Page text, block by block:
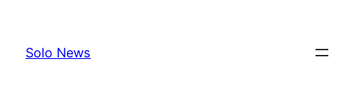
content
Solo News